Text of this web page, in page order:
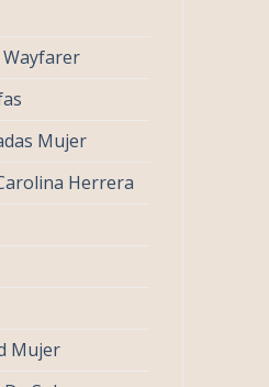
Wayfarer
Mujer
Herrera
Mujer